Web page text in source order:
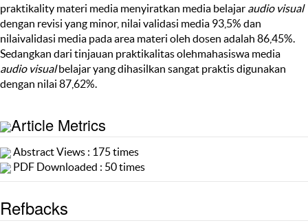
praktikality materi media menyiratkan media belajar audio visual
dengan revisi yang minor, nilai validasi media 93,5% dan
nilaivalidasi media pada area materi oleh dosen adalah 86,45%.
Sedangkan dari tinjauan praktikalitas olehmahasiswa media
audio visualbelajar yang dihasilkan sangat praktis digunakan
dengan nilai 87,62%.
Article Metrics
Abstract Views : 175 times
PDF Downloaded : 50 times
Refbacks